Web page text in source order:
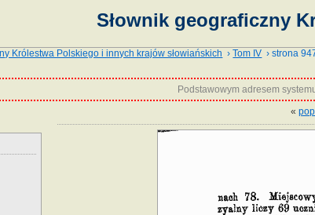
Słownik geograficzny
Królestwa Polskiego i innych krajów słowiańskich ›Tom IV › strona
Podstawowym adresem
«